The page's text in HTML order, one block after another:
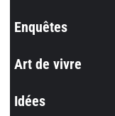
Enquêtes
Art de vivre
Idées